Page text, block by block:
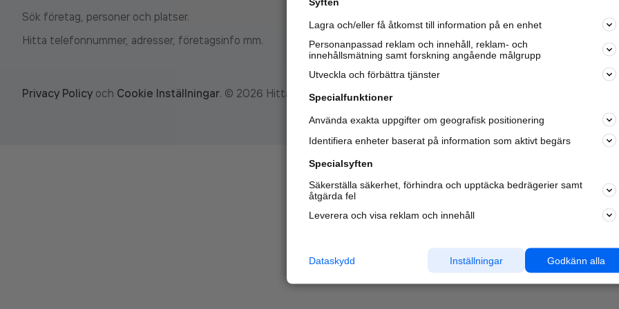
Sök företag, personer och platser.
Hitta telefonnummer, adresser, företagsinfo mm.
nya kunder och
samarbetspartners nära dig.
Läs mer här
Privacy Policy och Cookie Inställningar. © 2026 Hitta.se
Lagra och/eller få åtkomst till information på en enhet
Personanpassad reklam och innehåll, reklam- och
innehållsmätning samt forskning angående målgrupp
Utveckla och förbättra tjänster
Specialfunktioner
Använda exakta uppgifter om geografisk positionering
Identifiera enheter baserat på information som aktivt begärs
Specialsyften
Säkerställa säkerhet, förhindra och upptäcka bedrägerier samt
åtgärda fel
Leverera och visa reklam och innehåll
Godkänn alla
Inställningar
Dataskydd